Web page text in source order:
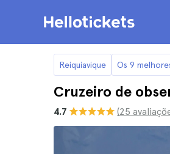
Reiquiavique Os 9
Cruzeiro de
4.7 (25